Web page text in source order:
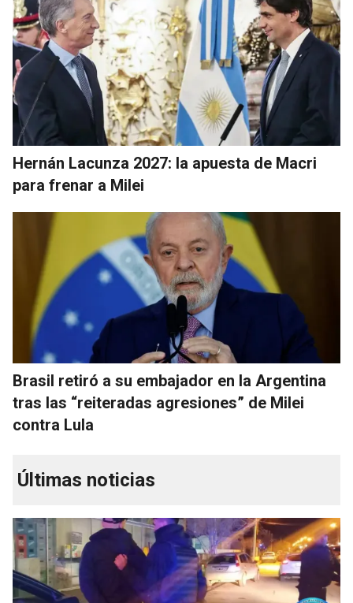
Hernán Lacunza 2027: la apuesta de Macri
para frenar a Milei
Brasil retiró a su embajador en la Argentina
tras las “reiteradas agresiones” de Milei
contra Lula
Últimas noticias